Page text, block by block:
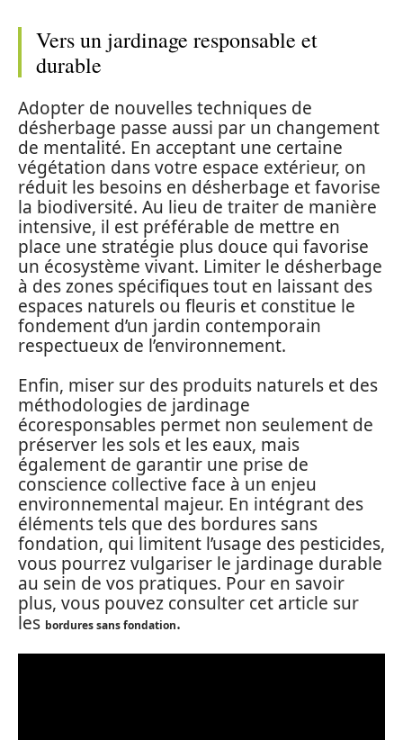
Vers un jardinage responsable et
durable
Adopter de nouvelles techniques de
désherbage passe aussi par un changement
de mentalité. En acceptant une certaine
végétation dans votre espace extérieur, on
réduit les besoins en désherbage et favorise
la biodiversité. Au lieu de traiter de manière
intensive, il est préférable de mettre en
place une stratégie plus douce qui favorise
un écosystème vivant. Limiter le désherbage
à des zones spécifiques tout en laissant des
espaces naturels ou fleuris et constitue le
fondement d’un jardin contemporain
respectueux de l’environnement.
Enfin, miser sur des produits naturels et des
méthodologies de jardinage
écoresponsables permet non seulement de
préserver les sols et les eaux, mais
également de garantir une prise de
conscience collective face à un enjeu
environnemental majeur. En intégrant des
éléments tels que des bordures sans
fondation, qui limitent l’usage des pesticides,
vous pourrez vulgariser le jardinage durable
au sein de vos pratiques. Pour en savoir
plus, vous pouvez consulter cet article sur
les bordures sans fondation.